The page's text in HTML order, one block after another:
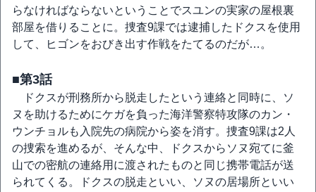
らなければならないということでスユンの実家の屋根裏
部屋を借りることに。捜査9課では逮捕したドクスを使用
して、ヒゴンをおびき出す作戦をたてるのだが…。
■第3話
ドクスが刑務所から脱走したという連絡と同時に、ソ
ヌを助けるためにケガを負った海洋警察特攻隊のカン・
ウンチョルも入院先の病院から姿を消す。捜査9課は2人
の捜索を進めるが、そんな中、ドクスからソヌ宛てに釜
山での密航の連絡用に渡されたものと同じ携帯電話が送
られてくる。ドクスの脱走といい、ソヌの居場所といい